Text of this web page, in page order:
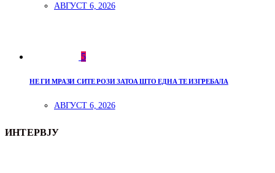
АВГУСТ 6, 2026
5
НЕ ГИ МРАЗИ СИТЕ РОЗИ ЗАТОА ШТО ЕДНА ТЕ ИЗГРЕБАЛА
АВГУСТ 6, 2026
ИНТЕРВЈУ